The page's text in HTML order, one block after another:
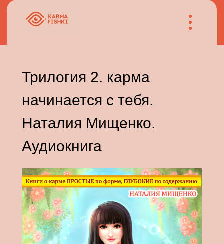
Трилогия 2. карма
начинается с тебя.
Наталия Мищенко.
Аудиокнига